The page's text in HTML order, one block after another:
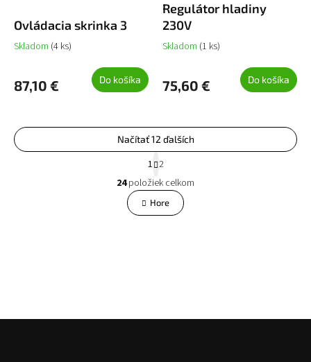
Ovládacia skrinka 3
Skladom (4 ks)
87,10 € Do košíka
Regulátor hladiny
230V
Skladom (1 ks)
75,60 € Do košíka
O
v
l
á
v
Načítať 12 ďalších
t
r
á
n
k
1 2
24položiek celkom
Hore